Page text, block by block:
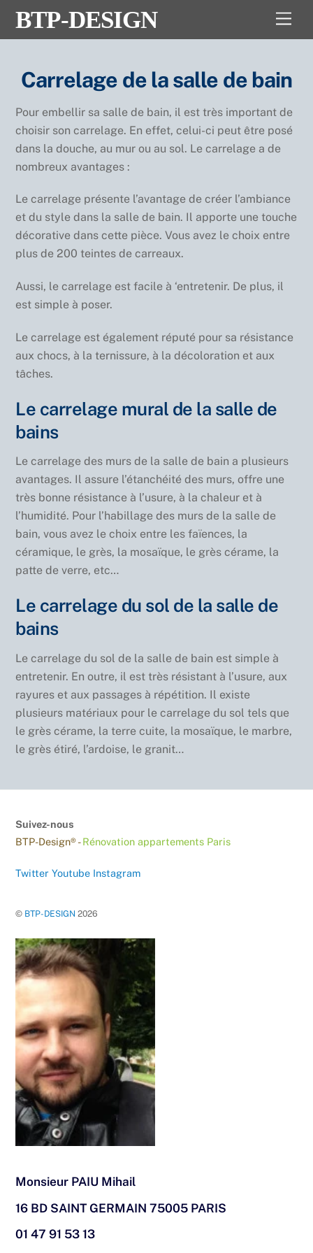
BTP-DESIGN
Carrelage de la salle de bain
Pour embellir sa salle de bain, il est très important de
choisir son carrelage. En effet, celui-ci peut être posé
dans la douche, au mur ou au sol. Le carrelage a de
nombreux avantages :
Le carrelage présente l’avantage de créer l’ambiance
et du style dans la salle de bain. Il apporte une touche
décorative dans cette pièce. Vous avez le choix entre
plus de 200 teintes de carreaux.
Aussi, le carrelage est facile à ‘entretenir. De plus, il
est simple à poser.
Le carrelage est également réputé pour sa résistance
aux chocs, à la ternissure, à la décoloration et aux
tâches.
Le carrelage mural de la salle de
bains
Le carrelage des murs de la salle de bain a plusieurs
avantages. Il assure l’étanchéité des murs, offre une
très bonne résistance à l’usure, à la chaleur et à
l’humidité. Pour l’habillage des murs de la salle de
bain, vous avez le choix entre les faïences, la
céramique, le grès, la mosaïque, le grès cérame, la
patte de verre, etc…
Le carrelage du sol de la salle de
bains
Le carrelage du sol de la salle de bain est simple à
entretenir. En outre, il est très résistant à l’usure, aux
rayures et aux passages à répétition. Il existe
plusieurs matériaux pour le carrelage du sol tels que
le grès cérame, la terre cuite, la mosaïque, le marbre,
le grès étiré, l’ardoise, le granit…
Suivez-nous
BTP-Design® -Rénovation appartements Paris
Twitter Youtube Instagram
© BTP-DESIGN 2026
Monsieur PAIU Mihail
16 BD SAINT GERMAIN 75005 PARIS
01 47 91 53 13